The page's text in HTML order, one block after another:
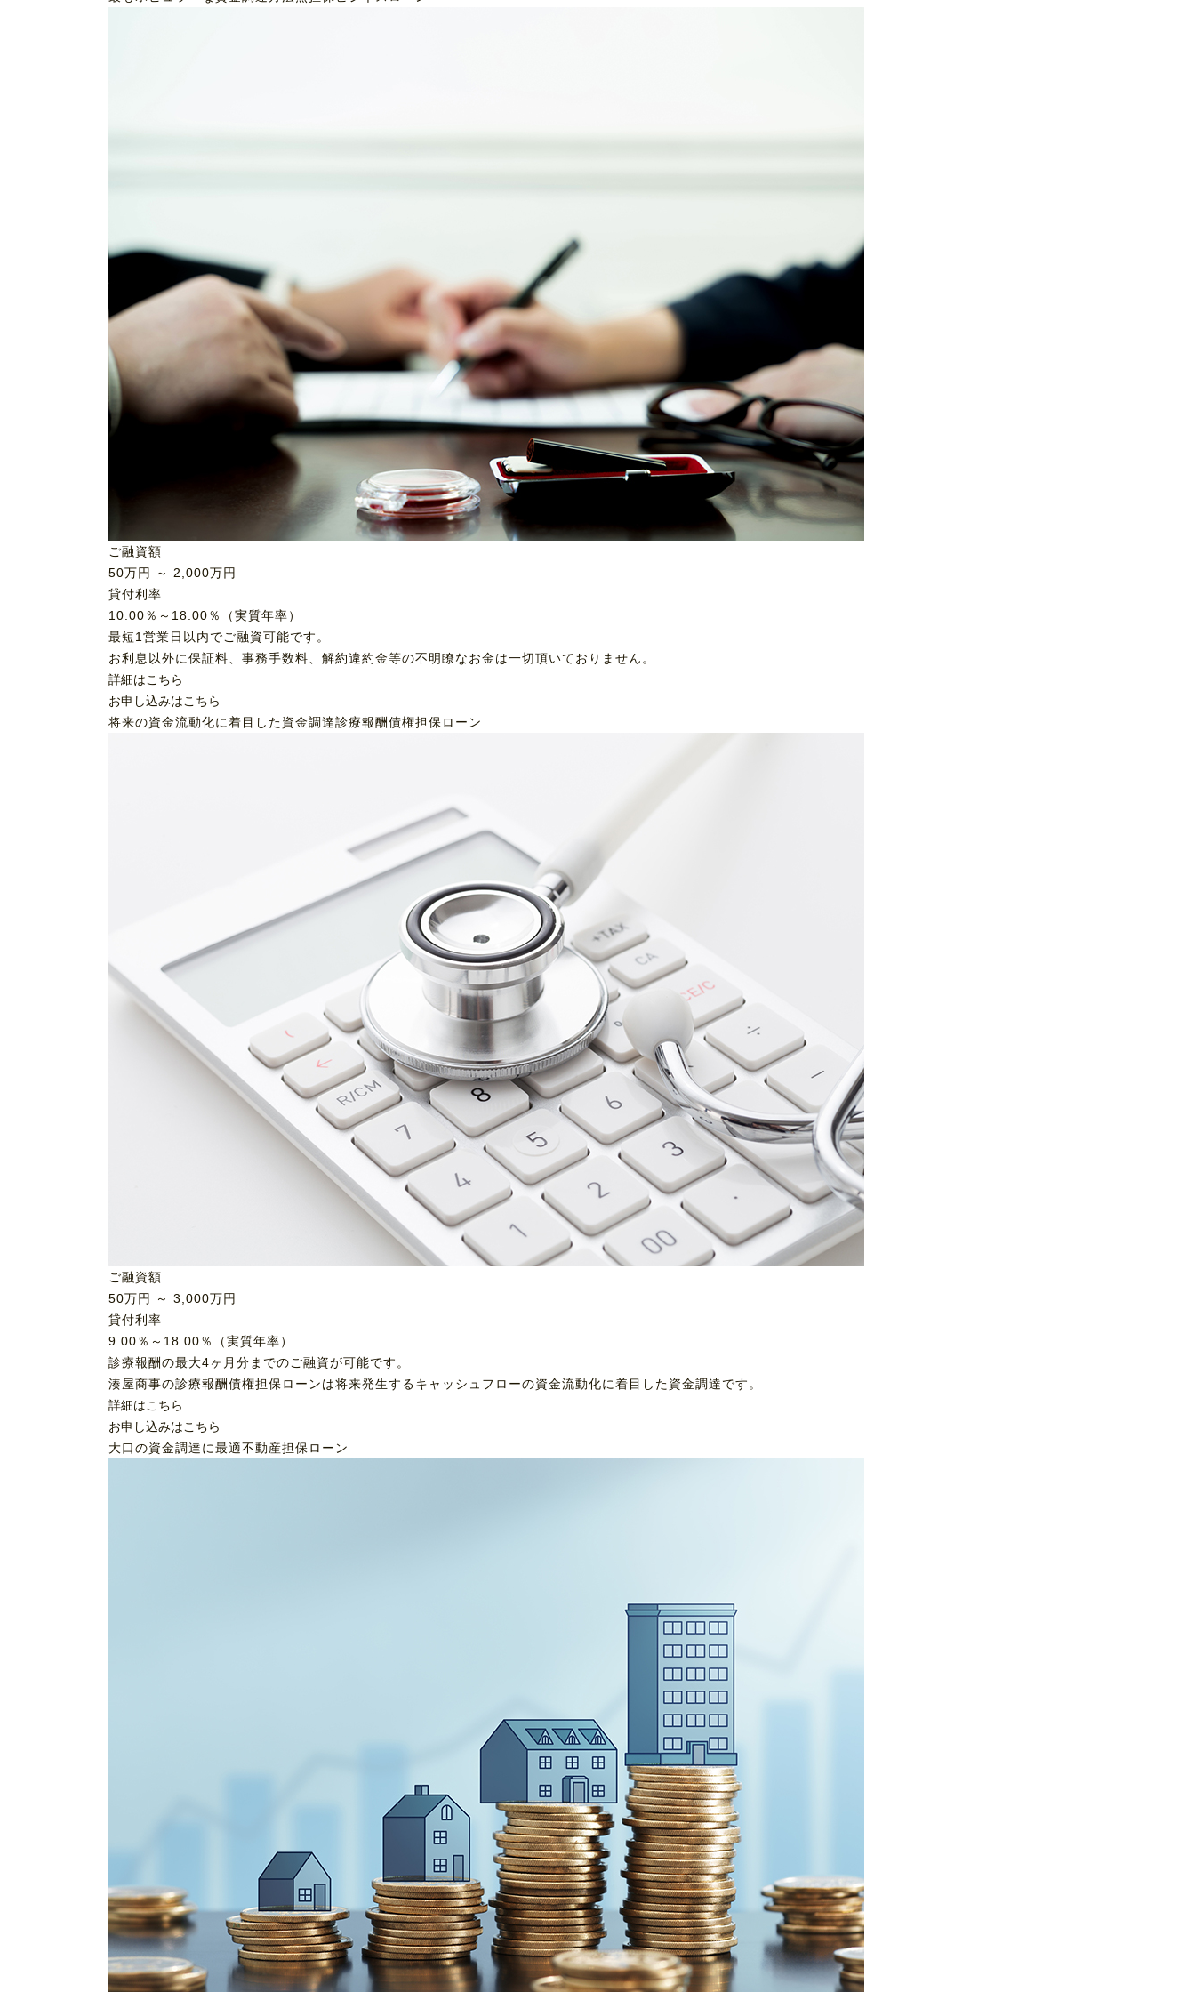
ご融資額
50万円 ～ 2,000万円
貸付利率
10.00％～18.00％（実質年率）
最短1営業日以内でご融資可能です。
お利息以外に保証料、事務手数料、解約違約金等の不明瞭なお金は一切頂いておりません。
詳細はこちら
お申し込みはこちら
将来の資金流動化に着目した資金調達診療報酬債権担保ローン
ご融資額
50万円 ～ 3,000万円
貸付利率
9.00％～18.00％（実質年率）
診療報酬の最大4ヶ月分までのご融資が可能です。
湊屋商事の診療報酬債権担保ローンは将来発生するキャッシュフローの資金流動化に着目した資金調達です。
詳細はこちら
お申し込みはこちら
大口の資金調達に最適不動産担保ローン